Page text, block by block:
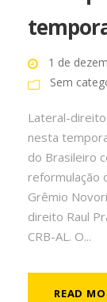
1 de
Sem
Lateral-
nesta
do Brasileiro
reformulação
Grêmio
direito Raul
CRB-AL. O...
READ